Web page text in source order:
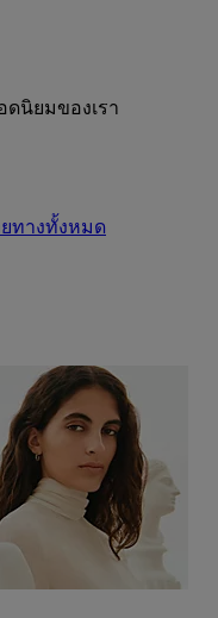
ดนิยมของเรา
ทางทั้งหมด